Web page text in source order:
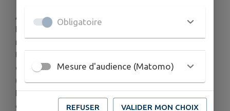
Au fond de la nef gauche, se trouve le retable de
Notre-Dame des Larmes. Le 25 avril 1406, un
miracle s’est produit : le visage de la vierge s’est
transformé en un visage de femme qui pleurait et
des larmes ont coulé du matin jusqu’aux Vèpres
(prières du soir). Les prêtres de Wormhout,
Ledringhem et Esquelbecq en furent témoins ainsi
que des paroissiens.
Obligatoire
Mesure d'audience (Matomo)
REFUSER VALIDER MON CHOIX